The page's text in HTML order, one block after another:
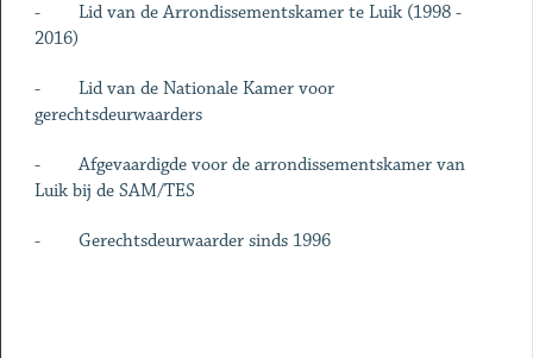
- Lid van de Arrondissementskamer te Luik (1998 -
2016)
- Lid van de Nationale Kamer voor
gerechtsdeurwaarders
- Afgevaardigde voor de arrondissementskamer van
Luik bij de SAM/TES
- Gerechtsdeurwaarder sinds 1996